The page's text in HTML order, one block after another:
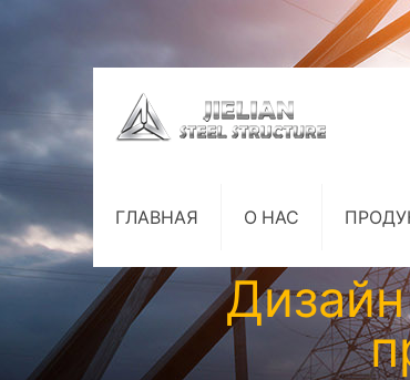
ГЛАВНАЯ О НАС